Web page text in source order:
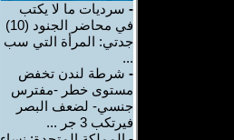
- سرديات ما لا يكتب
في محاضر الجنود (10)
جدتي: المرأة التي سب
...
- شرطة لندن تخفض
مستوى خطر -مفترس
جنسي- لضعف البصر
فيرتكب 3 جر ...